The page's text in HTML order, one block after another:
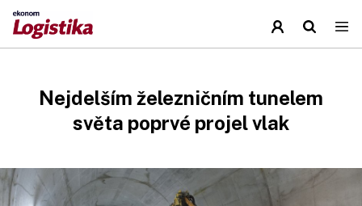
Nejdelším železničním tunelem
světa poprvé projel vlak